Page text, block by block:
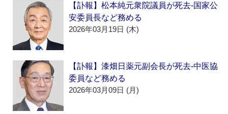
【訃報】松本純元衆院議員が死去‐国家公
安委員長など務める
2026年03月19日 (木)
【訃報】漆畑日薬元副会長が死去‐中医協
委員など務める
2026年03月09日 (月)